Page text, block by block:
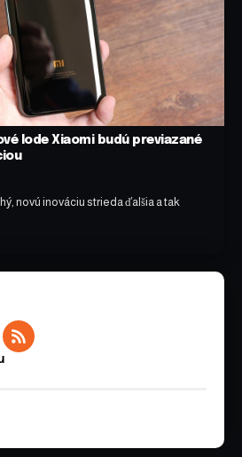
lode Xiaomi budú previazané
novú inováciu strieda ďalšia a tak